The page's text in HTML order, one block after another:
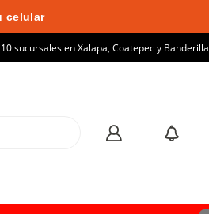
celular
sucursales en Xalapa, Coatepec y Banderilla